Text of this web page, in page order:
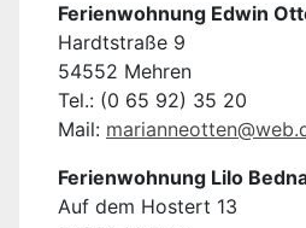
Ferienwohnung Edwin
Hardtstraße 9
54552 Mehren
Tel.: (0 65 92) 35 20
Mail:
Ferienwohnung Lilo
Auf dem Hostert 13